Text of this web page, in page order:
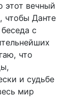
этот вечный
чтобы Данте
с
что
и судьбе
мир